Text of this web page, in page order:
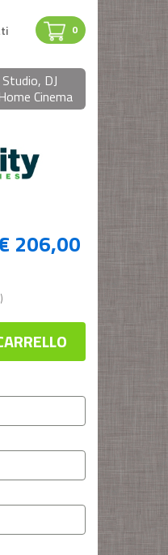
0
Studio, DJ
Cinema
206,00